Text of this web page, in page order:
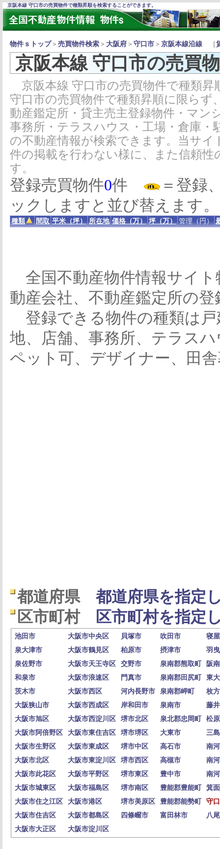
京阪本線 守口市の売買物件で種類昇順を検索することができます。
物件ｓトップ＞ 売買物件検索 ＞ 大阪府 ＞ 守口市 ＞ 京阪本線沿線 ［
京阪本線 守口市の売買
京阪本線 守口市の売買物件で種類
守口市の売買物件で種類昇順に限らず
動産鑑定所・貸主売主登録物件・マン
事務所・テラスハウス・工場・倉庫
の不動産情報が検索できます。当サ
件の掲載を行わない様に、また信頼
す。
登録売買物件0件
＝登録
ックしますと並び替えます。
種類 間取 平米（坪） 所在地 価格（万） 坪（万） 管理（円）
全国不動産物件情報サイト
動産会社、不動産鑑定所の
登録できる物件の種類は
地、店舗、事務所、テラス
ペット可、デザイナー、田
都道府県
都道府県を指定
区市町村
区市町村を指定
池田市 大阪市中央区 貝塚市 吹田市
寝
泉大津市
大阪市鶴見区 柏原市 摂津市
羽
泉佐野市
大阪市天王寺区 交野市 泉南郡熊取町
阪
和泉市
大阪市浪速区 門真市 泉南郡田尻町
東
茨木市
大阪市西区 河内長野市 泉南郡岬町
枚
大阪狭山市
大阪市西成区 岸和田市 泉南市
藤
大阪市旭区
大阪市西淀川区 堺市北区 泉北郡忠岡町
松
大阪市阿倍野区
大阪市東住吉区 堺市堺区 大東市
三
大阪市生野区
大阪市東成区 堺市中区 高石市
南
大阪市北区
大阪市東淀川区 堺市西区 高槻市
南
大阪市此花区
大阪市平野区 堺市東区 豊中市
南
大阪市城東区
大阪市福島区 堺市南区 豊能郡豊能町
箕
大阪市住之江区
大阪市港区 堺市美原区 豊能郡能勢町
守
大阪市住吉区
大阪市都島区 四條畷市 富田林市
八
大阪市大正区
大阪市淀川区